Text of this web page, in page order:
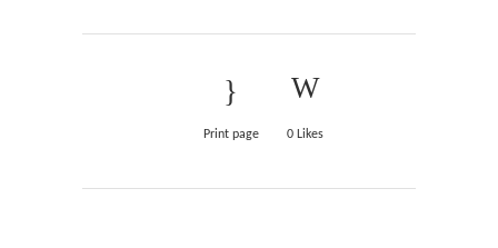
Print page 0Likes